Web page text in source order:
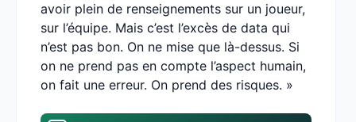
avoir plein de renseignements sur un joueur,
sur l’équipe. Mais c’est l’excès de data qui
n’est pas bon. On ne mise que là-dessus. Si
on ne prend pas en compte l’aspect humain,
on fait une erreur. On prend des risques. »